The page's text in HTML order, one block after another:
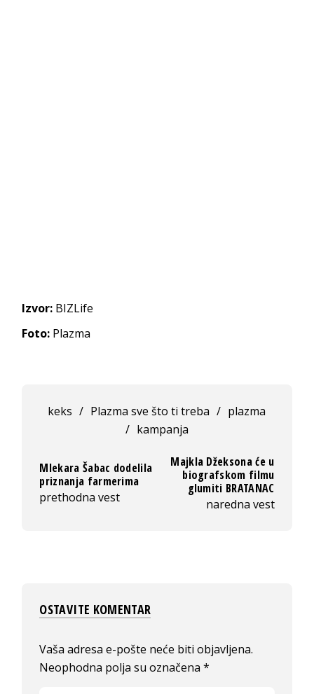
Izvor: BIZLife
Foto: Plazma
keks / Plazma sve što ti treba / plazma
/ kampanja
Mlekara Šabac dodelila
priznanja farmerima
prethodna vest
Majkla Džeksona će u
biografskom filmu
glumiti BRATANAC
naredna vest
OSTAVITE KOMENTAR
Vaša adresa e-pošte neće biti objavljena.
Neophodna polja su označena*